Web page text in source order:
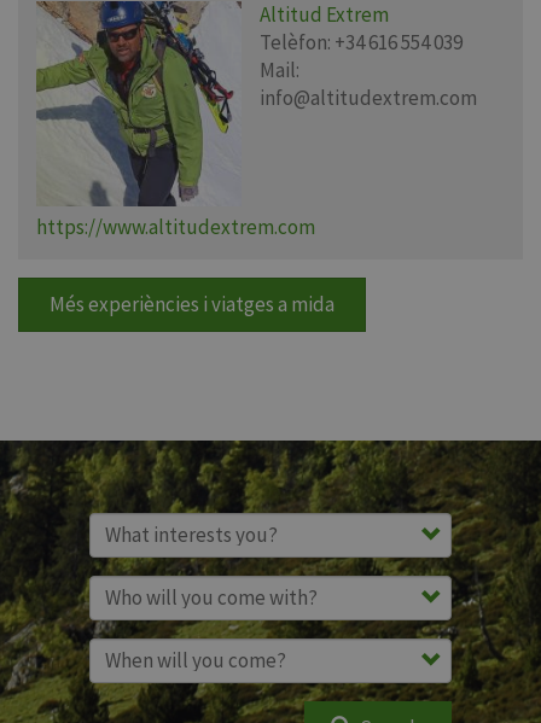
Altitud Extrem
Telèfon: +34 616 554 039
Mail:
info@altitudextrem.com
https://www.altitudextrem.com
Més experiències i viatges a mida